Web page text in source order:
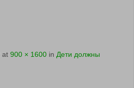
at 900 × 1600 in Дети должны